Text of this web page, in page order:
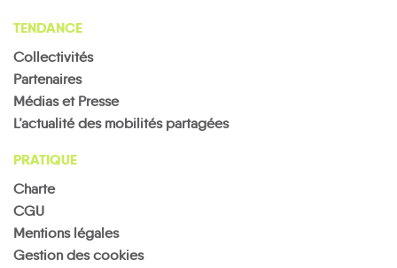
TENDANCE
Collectivités
Partenaires
Médias et Presse
L’actualité des mobilités partagées
PRATIQUE
Charte
CGU
Mentions légales
Gestion des cookies